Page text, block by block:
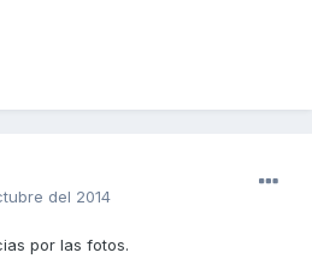
del 2014
por las fotos.